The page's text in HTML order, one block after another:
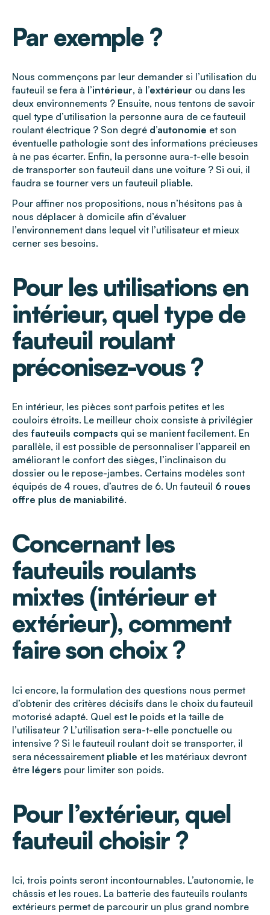
Par exemple ?
Nous commençons par leur demander si l’utilisation du
fauteuil se fera à l’intérieur, à l’extérieur ou dans les
deux environnements ? Ensuite, nous tentons de savoir
quel type d’utilisation la personne aura de ce fauteuil
roulant électrique ? Son degré d’autonomie et son
éventuelle pathologie sont des informations précieuses
à ne pas écarter. Enfin, la personne aura-t-elle besoin
de transporter son fauteuil dans une voiture ? Si oui, il
faudra se tourner vers un fauteuil pliable.
Pour affiner nos propositions, nous n’hésitons pas à
nous déplacer à domicile afin d’évaluer
l’environnement dans lequel vit l’utilisateur et mieux
cerner ses besoins.
Pour les utilisations en
intérieur, quel type de
fauteuil roulant
préconisez-vous ?
En intérieur, les pièces sont parfois petites et les
couloirs étroits. Le meilleur choix consiste à privilégier
des fauteuils compacts qui se manient facilement. En
parallèle, il est possible de personnaliser l’appareil en
améliorant le confort des sièges, l’inclinaison du
dossier ou le repose-jambes. Certains modèles sont
équipés de 4 roues, d’autres de 6. Un fauteuil 6 roues
offre plus de maniabilité.
Concernant les
fauteuils roulants
mixtes (intérieur et
extérieur), comment
faire son choix ?
Ici encore, la formulation des questions nous permet
d’obtenir des critères décisifs dans le choix du fauteuil
motorisé adapté. Quel est le poids et la taille de
l’utilisateur ? L’utilisation sera-t-elle ponctuelle ou
intensive ? Si le fauteuil roulant doit se transporter, il
sera nécessairement pliable et les matériaux devront
être légers pour limiter son poids.
Pour l’extérieur, quel
fauteuil choisir ?
Ici, trois points seront incontournables. L’autonomie, le
châssis et les roues. La batterie des fauteuils roulants
extérieurs permet de parcourir un plus grand nombre